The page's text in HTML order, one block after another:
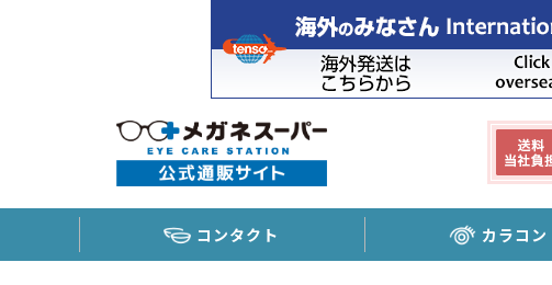
コンタクト カラコン